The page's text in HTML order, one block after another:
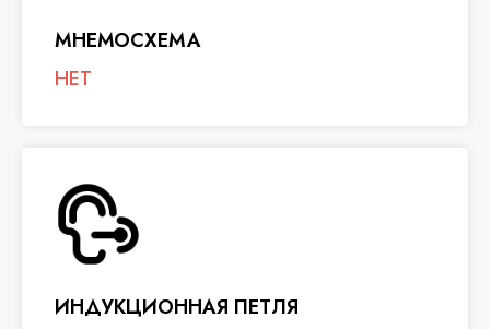
МНЕМОСХЕМА
НЕТ
ИНДУКЦИОННАЯ ПЕТЛЯ